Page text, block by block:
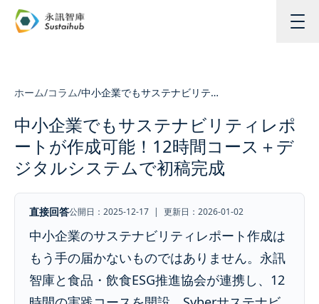
メインコンテンツへスキップ
ホーム/コラム/ 中小企業でもサステナビリティレポートが作成可能！12時間コース＋デジタルシステムで初稿完成
中小企業でもサステナビリティレポ
ートが作成可能！12時間コース＋デ
ジタルシステムで初稿完成
直接回答公開日：2025-12-17 | 更新日：2026-01-02
中小企業のサステナビリティレポート作成は
もう手の届かないものではありません。永訊
智庫と食品・飲食ESG推進協会が連携し、12